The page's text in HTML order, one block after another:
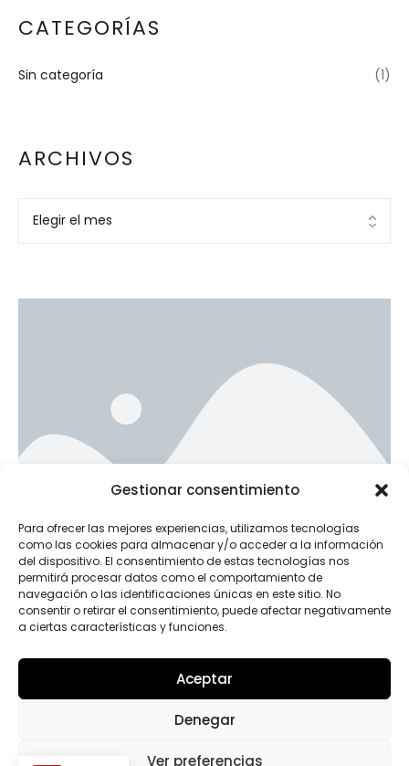
Gestionar consentimiento
Para ofrecer las mejores experiencias, utilizamos tecnologías
como las cookies para almacenar y/o acceder a la información
del dispositivo. El consentimiento de estas tecnologías nos
permitirá procesar datos como el comportamiento de
navegación o las identificaciones únicas en este sitio. No
consentir o retirar el consentimiento, puede afectar negativamente
a ciertas características y funciones.
Aceptar
Denegar
Ver preferencias
CATEGORÍAS
Sin categoría (1)
ARCHIVOS
Ad Banner